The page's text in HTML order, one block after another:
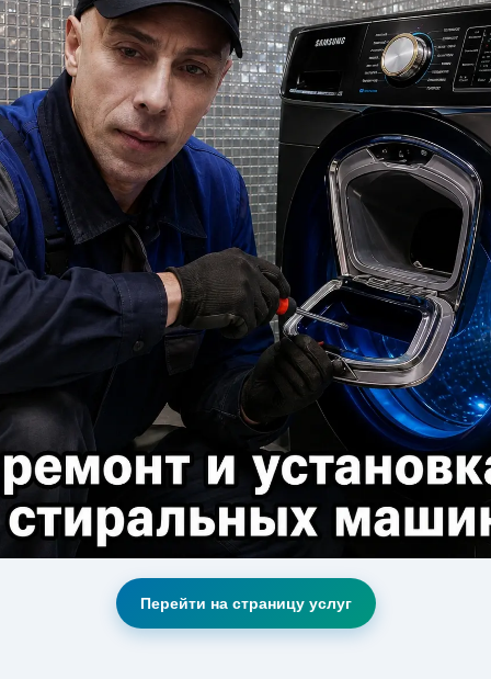
Перейти на страницу услуг